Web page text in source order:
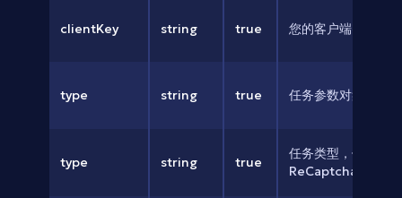
clientKey string true 您的客户端密钥
type string true 任务参数对象，详
type string true
任务类型，例如